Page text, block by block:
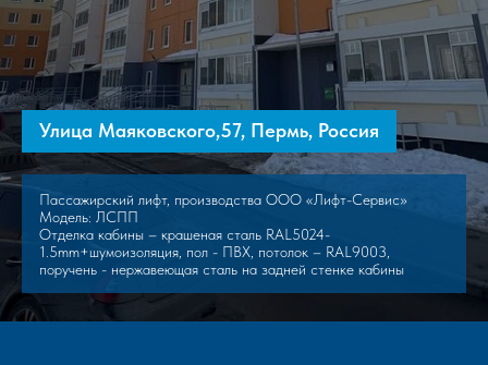
Улица Маяковского,57, Пермь, Россия
Пассажирский лифт, производства ООО «Лифт-Сервис»
Модель: ЛСПП
Отделка кабины – крашеная сталь RAL5024-
1.5mm+шумоизоляция, пол - ПВХ, потолок – RAL9003,
поручень - нержавеющая сталь на задней стенке кабины